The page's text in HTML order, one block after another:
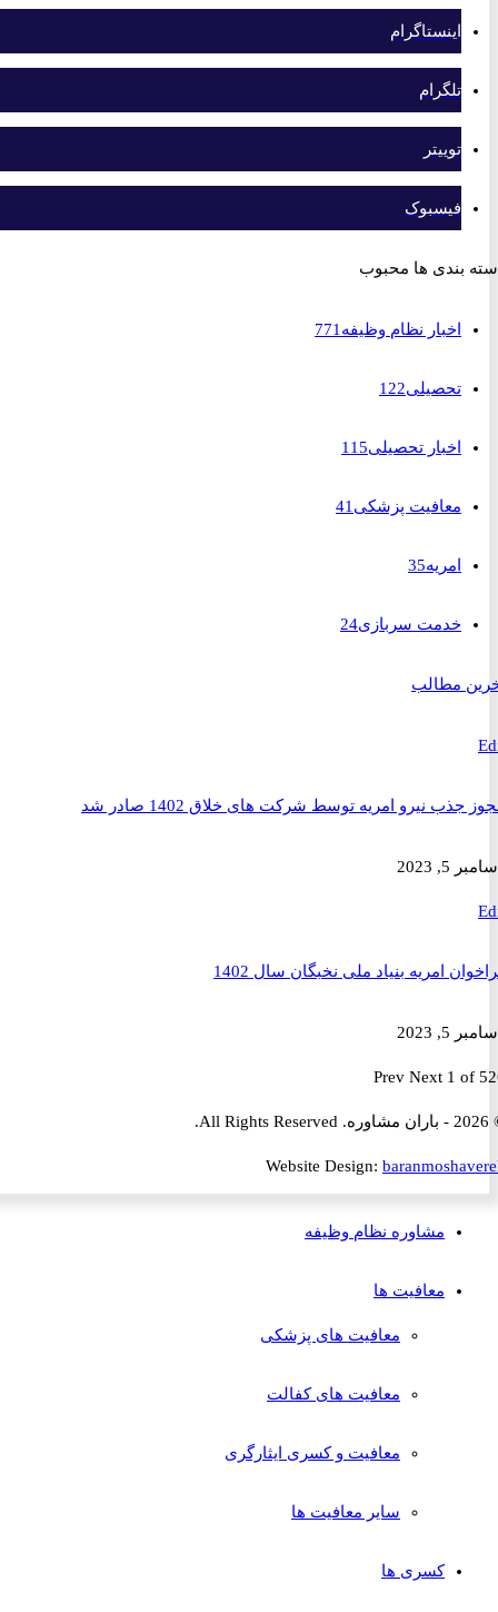
اینستاگرام
تلگرام
توییتر
فیسبوک
ها محبوب
اخبار نظام وظیفه771
تحصیلی122
اخبار تحصیلی115
معافیت پزشکی41
امریه35
خدمت سربازی 24
مطالب
نیرو امریه توسط شرکت های خلاق 1402 صادر شد
امریه بنیاد ملی نخبگان سال 1402
PrevNext 1
Website Design:
مشاوره نظام وظیفه
معافیت ها
معافیت های پزشکی
معافیت های کفالت
معافیت و کسری ایثارگری
سایر معافیت ها
کسری ها